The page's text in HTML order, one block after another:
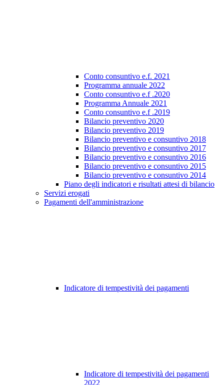
Conto consuntivo e.f. 2021
Programma annuale 2022
Conto consuntivo e.f .2020
Programma Annuale 2021
Conto consuntivo e.f .2019
Bilancio preventivo 2020
Bilancio preventivo 2019
Bilancio preventivo e consuntivo 2018
Bilancio preventivo e consuntivo 2017
Bilancio preventivo e consuntivo 2016
Bilancio preventivo e consuntivo 2015
Bilancio preventivo e consuntivo 2014
Piano degli indicatori e risultati attesi di bilancio
Servizi erogati
Pagamenti dell'amministrazione
Indicatore di tempestività dei pagamenti
Indicatore di tempestività dei pagamenti
2022